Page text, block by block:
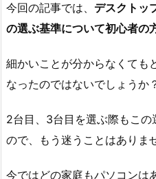
今回の記事では、 デスクトッ
の選ぶ基準について初心者の
細かいことが分からなくても
なったのではないでしょうか
2台目、3台目を選ぶ際もこ
ので、もう迷うことはありま
今ではどの家庭もパソコンは